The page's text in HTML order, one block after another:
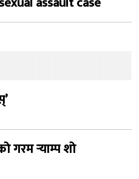
गरम र्‍याम्प शो